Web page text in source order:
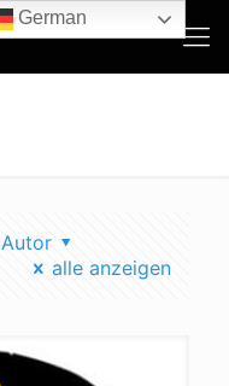
Autor
alle anzeigen
German